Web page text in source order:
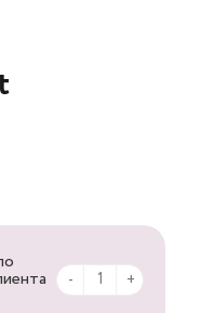
- +